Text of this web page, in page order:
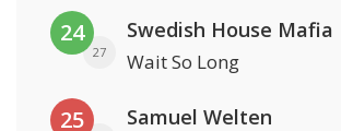
24
27
Swedish House Mafia
Wait So Long
25 Samuel Welten